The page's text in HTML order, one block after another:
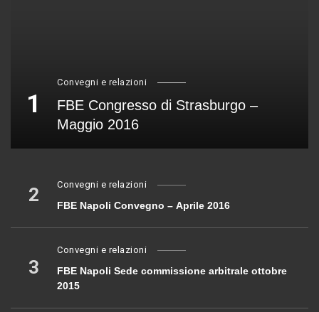
1
Convegni e relazioni
FBE Congresso di Strasburgo –
Maggio 2016
2 Convegni e relazioni
FBE Napoli Convegno – Aprile 2016
3
Convegni e relazioni
FBE Napoli Sede commissione arbitrale ottobre
2015